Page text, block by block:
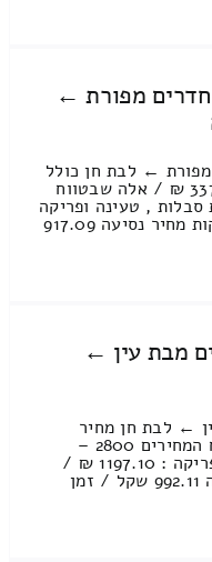
מפורת ←
← לבת חן כולל
פירוק והרכבה מחיר מחירון: 3375.44 ₪ / אלה שבטווח
₪ עבודות סבלות , טעינה ופריקה
: 1732.14 ₪ / זמן : 1 שעות 15 דקות מחיר נסיעה 917.09
מחירים מבת עין ←
מבת עין ← לבת חן מחיר
מחירון: 2262.46 ₪ / אלה שבטווח המחירים 2800 –
2100 ₪ עבודות סבלות , טעינה ופריקה : 1197.10 ₪ /
זמן : 32 דקות 9 שניות מחיר נסיעה 992.11 שקל / זמן